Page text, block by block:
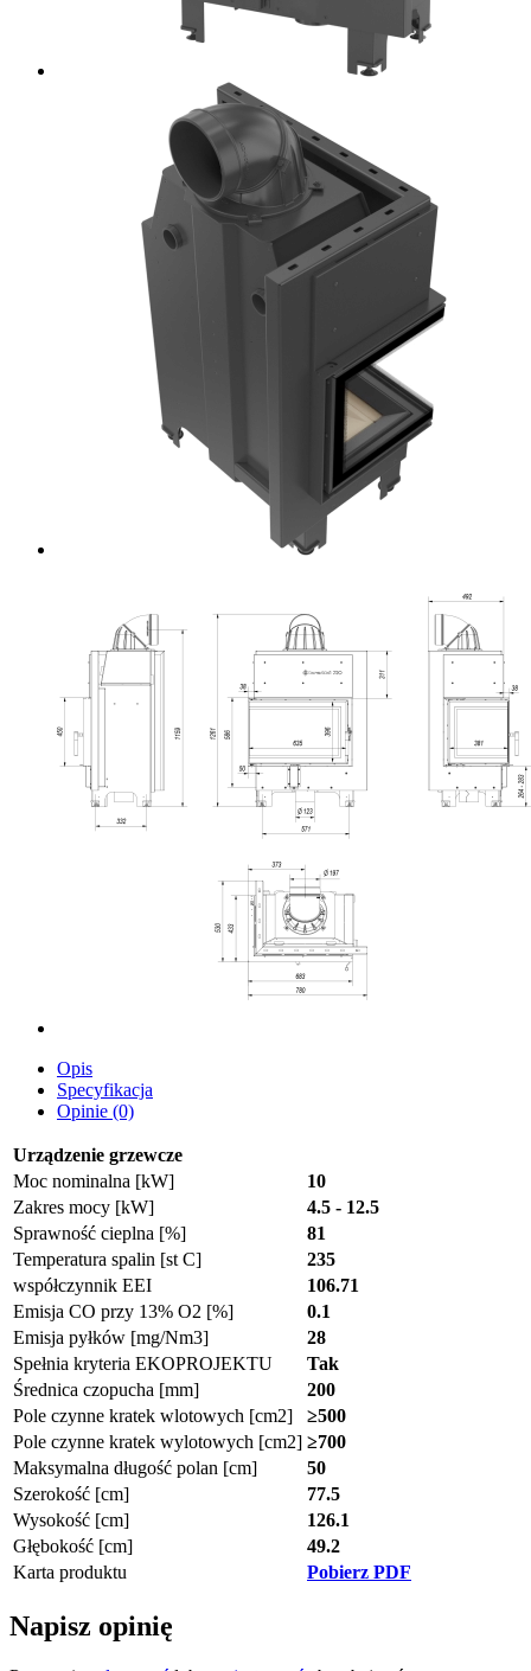
Opis
Specyfikacja
Opinie (0)
Urządzenie grzewcze
Moc nominalna [kW]
10
Zakres mocy [kW]
4.5 - 12.5
Sprawność cieplna [%]
81
Temperatura spalin [st C]
235
współczynnik EEI
106.71
Emisja CO przy 13% O2 [%]
0.1
Emisja pyłków [mg/Nm3]
28
Spełnia kryteria EKOPROJEKTU
Tak
Średnica czopucha [mm]
200
Pole czynne kratek wlotowych [cm2]
≥500
Pole czynne kratek wylotowych [cm2] ≥700
Maksymalna długość polan [cm]
50
Szerokość [cm]
77.5
Wysokość [cm]
126.1
Głębokość [cm]
49.2
Karta produktu
Pobierz PDF
Napisz opinię